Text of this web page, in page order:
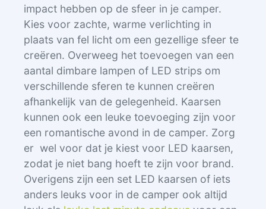
impact hebben op de sfeer in je camper.
Kies voor zachte, warme verlichting in
plaats van fel licht om een gezellige sfeer te
creëren. Overweeg het toevoegen van een
aantal dimbare lampen of LED strips om
verschillende sferen te kunnen creëren
afhankelijk van de gelegenheid. Kaarsen
kunnen ook een leuke toevoeging zijn voor
een romantische avond in de camper. Zorg
er wel voor dat je kiest voor LED kaarsen,
zodat je niet bang hoeft te zijn voor brand.
Overigens zijn een set LED kaarsen of iets
anders leuks voor in de camper ook altijd